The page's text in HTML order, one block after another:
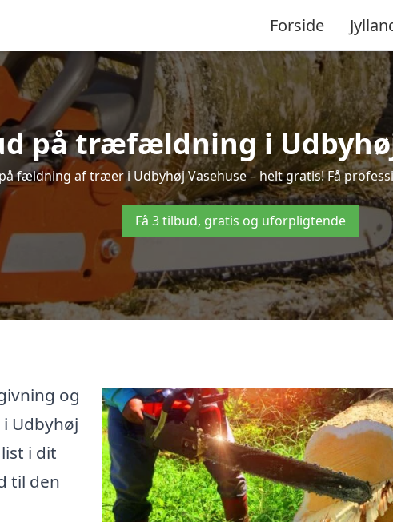
Forside
på træfældning i
fældning af træer i Udbyhøj Vasehuse – helt gratis! Få
Få 3 tilbud, gratis og uforpligtende
og
Udbyhøj
i dit
til den